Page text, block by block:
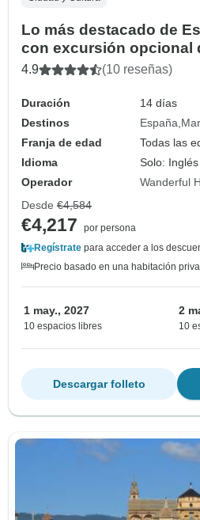
Lo más destacado de
con excursión opcional
Marruecos
4.9 (10 reseñas)
Duración
14 días
Destinos
España
Franja de edad
Todas las
Idioma
Solo: Inglés
Operador
Wanderful
Desde €4,584
€4,217
por persona
Regístrate para acceder a los
Precio basado en una habitación
1 may., 2027
10 espacios libres
2
10
Descargar folleto